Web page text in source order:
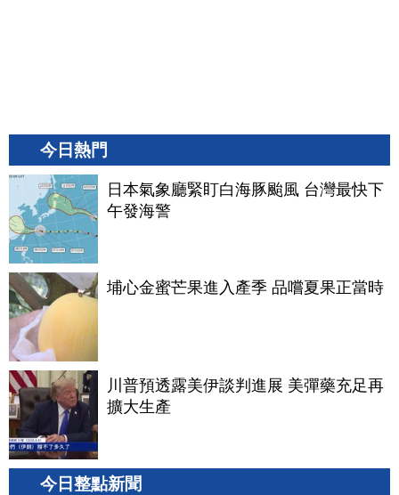
今日熱門
日本氣象廳緊盯白海豚颱風 台灣最快下
午發海警
埔心金蜜芒果進入產季 品嚐夏果正當時
川普預透露美伊談判進展 美彈藥充足再
擴大生產
今日整點新聞